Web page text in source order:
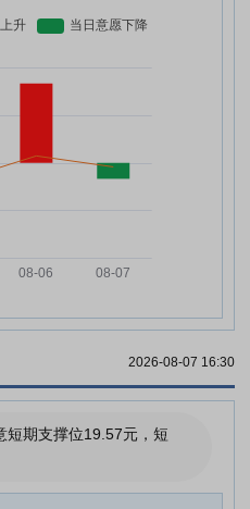
2026-08-07 16:30
短期支撑位19.57元，短